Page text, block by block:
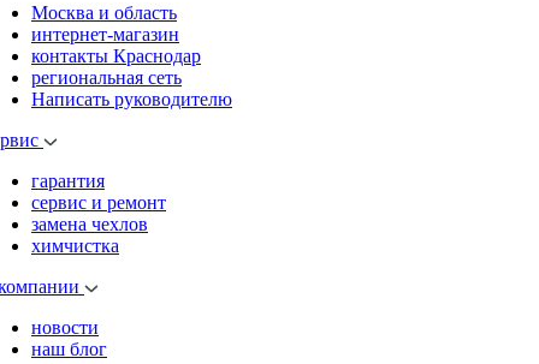
Москва и область
интернет-магазин
контакты Краснодар
региональная сеть
Написать руководителю
гарантия
сервис и ремонт
замена чехлов
химчистка
новости
наш блог